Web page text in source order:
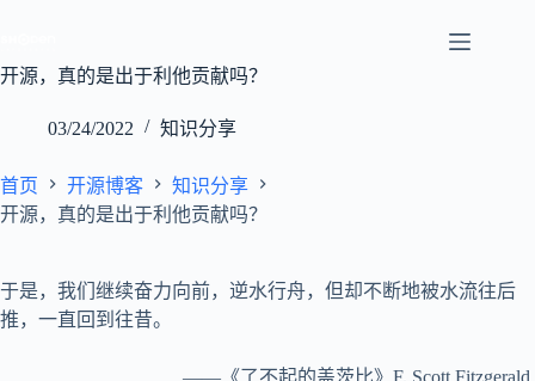
内
开源，真的是出于利他贡献吗？
03/24/2022 知识分享
首页 开源博客
知识分享
开源，真的是出于利他贡献吗？
于是，我们继续奋力向前，逆水行舟，但却不断地被水流往后
推，一直回到往昔。
——《了不起的盖茨比》F. Scott Fitzgerald